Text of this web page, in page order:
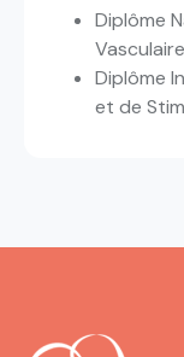
Diplôme
Vasculaire
Diplôme
et de